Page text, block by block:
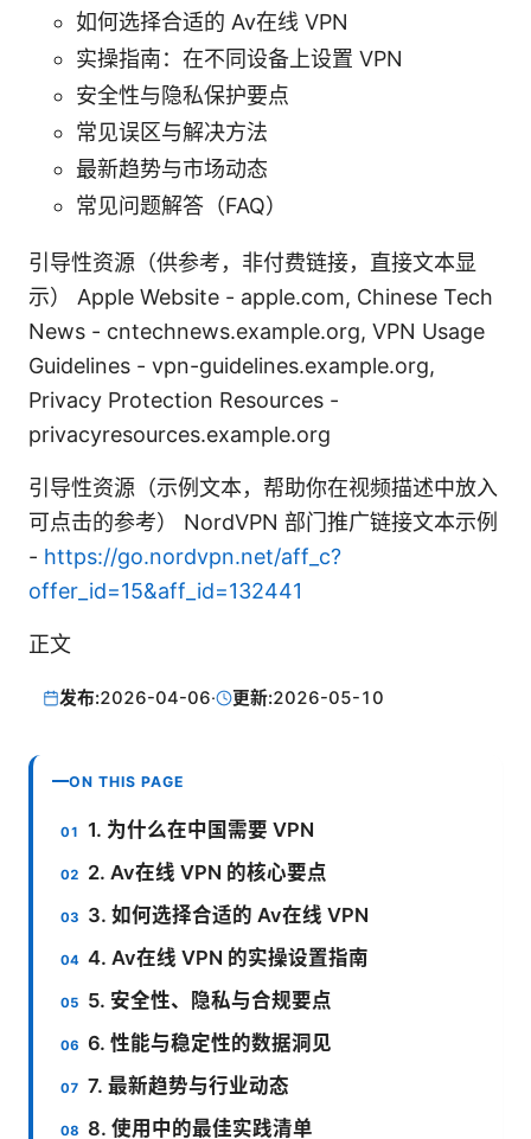
如何选择合适的 Av在线 VPN
实操指南：在不同设备上设置 VPN
安全性与隐私保护要点
常见误区与解决方法
最新趋势与市场动态
常见问题解答（FAQ）
引导性资源（供参考，非付费链接，直接文本显
示） Apple Website - apple.com, Chinese Tech
News - cntechnews.example.org, VPN Usage
Guidelines - vpn-guidelines.example.org,
Privacy Protection Resources -
privacyresources.example.org
引导性资源（示例文本，帮助你在视频描述中放入
可点击的参考） NordVPN 部门推广链接文本示例
- https://go.nordvpn.net/aff_c?
offer_id=15&aff_id=132441
正文
发布:2026-04-06· 更新:2026-05-10
ON THIS PAGE
1. 为什么在中国需要 VPN
2. Av在线 VPN 的核心要点
3. 如何选择合适的 Av在线 VPN
4. Av在线 VPN 的实操设置指南
5. 安全性、隐私与合规要点
6. 性能与稳定性的数据洞见
7. 最新趋势与行业动态
8. 使用中的最佳实践清单